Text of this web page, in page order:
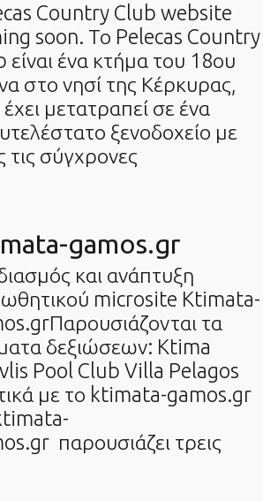
Country Club website
soon. Το Pelecas Country
είναι ένα κτήμα του 18ου
στο νησί της Κέρκυρας,
μετατραπεί σε ένα
ξενοδοχείο με
τις σύγχρονες
gamos.gr
και ανάπτυξη
microsite Ktimata-
τα
δεξιώσεων: Ktima
Pool Club Villa Pelagos
με το ktimata-gamos.gr
παρουσιάζει τρεις